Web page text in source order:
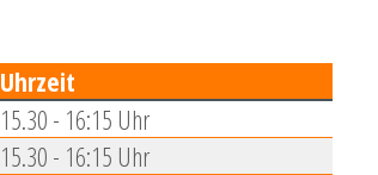
Uhrzeit
15.30 - 16:15 Uhr
15.30 - 16:15 Uhr